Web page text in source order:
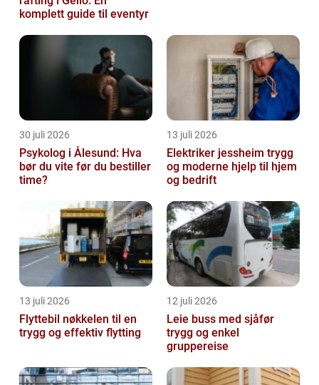
komplett guide til eventyr
30 juli 2026
Psykolog i Ålesund: Hva
bør du vite før du bestiller
time?
13 juli 2026
Elektriker jessheim trygg
og moderne hjelp til hjem
og bedrift
13 juli 2026
Flyttebil nøkkelen til en
trygg og effektiv flytting
12 juli 2026
Leie buss med sjåfør
trygg og enkel
gruppereise